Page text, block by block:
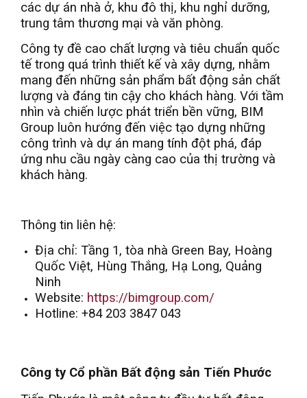
các dự án nhà ở, khu đô thị, khu nghỉ dưỡng,
trung tâm thương mại và văn phòng.
Công ty đề cao chất lượng và tiêu chuẩn quốc
tế trong quá trình thiết kế và xây dựng, nhằm
mang đến những sản phẩm bất động sản chất
lượng và đáng tin cậy cho khách hàng. Với tầm
nhìn và chiến lược phát triển bền vững, BIM
Group luôn hướng đến việc tạo dựng những
công trình và dự án mang tính đột phá, đáp
ứng nhu cầu ngày càng cao của thị trường và
khách hàng.
Thông tin liên hệ:
Địa chỉ: Tầng 1, tòa nhà Green Bay, Hoàng
Quốc Việt, Hùng Thắng, Hạ Long, Quảng
Ninh
Website: https://bimgroup.com/
Hotline: +84 203 3847 043
Công ty Cổ phần Bất động sản Tiến Phước